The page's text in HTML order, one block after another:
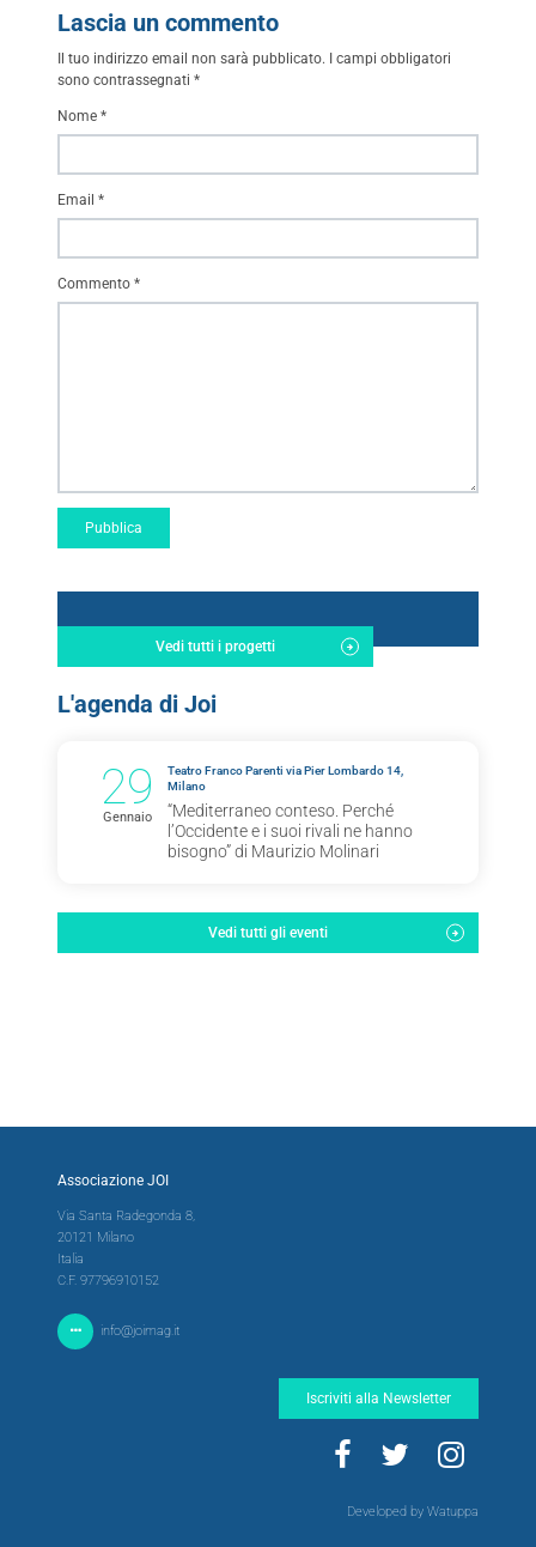
Vedi tutti i progetti
L'agenda di Joi
29
Gennaio
Teatro Franco Parenti via Pier Lombardo 14,
Milano
“Mediterraneo conteso. Perché
l’Occidente e i suoi rivali ne hanno
bisogno” di Maurizio Molinari
Vedi tutti gli eventi
Lascia un commento
Il tuo indirizzo email non sarà pubblicato.
I campi obbligatori
sono contrassegnati *
Commento *
Nome *
Email *
Associazione JOI
Via Santa Radegonda 8,
20121 Milano
Italia
C.F. 97796910152
info@joimag.it
Iscriviti alla Newsletter
Developed by Watuppa